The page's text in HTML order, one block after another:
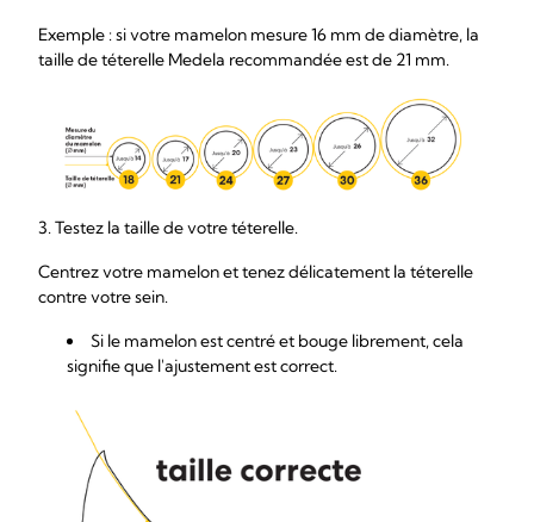
Exemple : si votre mamelon mesure 16 mm de diamètre, la
taille de téterelle Medela recommandée est de 21 mm.
3. Testez la taille de votre téterelle.
Centrez votre mamelon et tenez délicatement la téterelle
contre votre sein.
Si le mamelon est centré et bouge librement, cela
signifie que l'ajustement est correct.